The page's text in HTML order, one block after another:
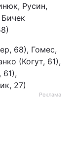
Русин,
Бичек
68), Гомес,
(Когут, 61),
61),
27)
Реклама